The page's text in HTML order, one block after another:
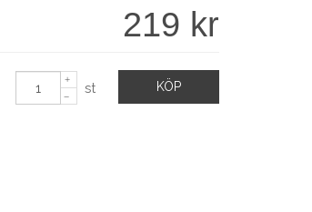
219 kr
KÖP
st